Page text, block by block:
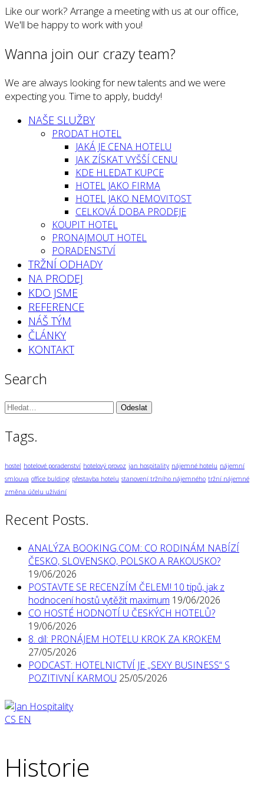
Like our work? Arrange a meeting with us at our office,
We'll be happy to work with you!
Wanna join our crazy team?
We are always looking for new talents and we were
expecting you. Time to apply, buddy!
NAŠE SLUŽBY
PRODAT HOTEL
JAKÁ JE CENA HOTELU
JAK ZÍSKAT VYŠŠÍ CENU
KDE HLEDAT KUPCE
HOTEL JAKO FIRMA
HOTEL JAKO NEMOVITOST
CELKOVÁ DOBA PRODEJE
KOUPIT HOTEL
PRONAJMOUT HOTEL
PORADENSTVÍ
TRŽNÍ ODHADY
NA PRODEJ
KDO JSME
REFERENCE
NÁŠ TÝM
ČLÁNKY
KONTAKT
Search
Vyhledávání:
Tags.
hostel hotelové poradenství hotelový provoz jan hospitality nájemné hotelu nájemní
smlouva office bulding přestavba hotelu stanovení tržního nájemného tržní nájemné
změna účelu užívání
Recent Posts.
ANALÝZA BOOKING.COM: CO RODINÁM NABÍZÍ
ČESKO, SLOVENSKO, POLSKO A RAKOUSKO?
19/06/2026
POSTAVTE SE RECENZÍM ČELEM! 10 tipů, jak z
hodnocení hostů vytěžit maximum 19/06/2026
CO HOSTÉ HODNOTÍ U ČESKÝCH HOTELŮ?
19/06/2026
8. díl: PRONÁJEM HOTELU KROK ZA KROKEM
27/05/2026
PODCAST: HOTELNICTVÍ JE „SEXY BUSINESS“ S
POZITIVNÍ KARMOU 25/05/2026
CS EN
Historie